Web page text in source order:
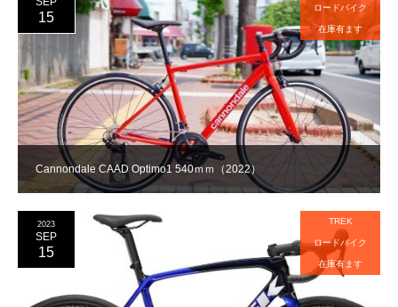
Cannondale CAAD Optimo1 540ｍｍ（2022）
15
ロードバイク
在庫有ます
2023
SEP
15
TREK
ロードバイク
在庫有ます